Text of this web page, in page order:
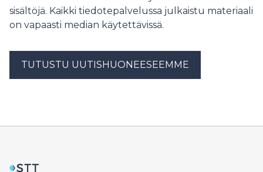
sisältöjä. Kaikki tiedotepalvelussa julkaistu materiaali
on vapaasti median käytettävissä.
TUTUSTU UUTISHUONEESEEMME